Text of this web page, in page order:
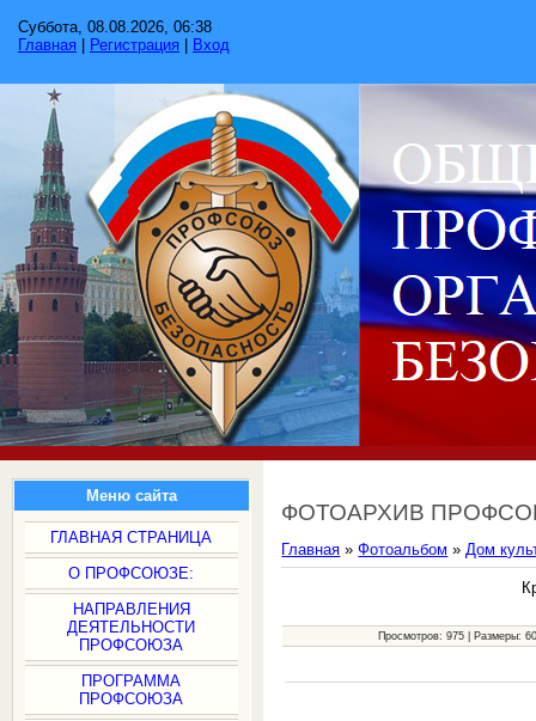
Суббота, 08.08.2026, 06:38
Главная
Регистрация Вход
Меню сайта
ГЛАВНАЯ СТРАНИЦА
О ПРОФСОЮЗЕ:
НАПРАВЛЕНИЯ
ДЕЯТЕЛЬНОСТИ
ПРОФСОЮЗА
ПРОГРАММА
ПРОФСОЮЗА
ФОТОАРХИВ
Главная »Фотоальбом »Дом
Просмотров: 975 | Размеры: